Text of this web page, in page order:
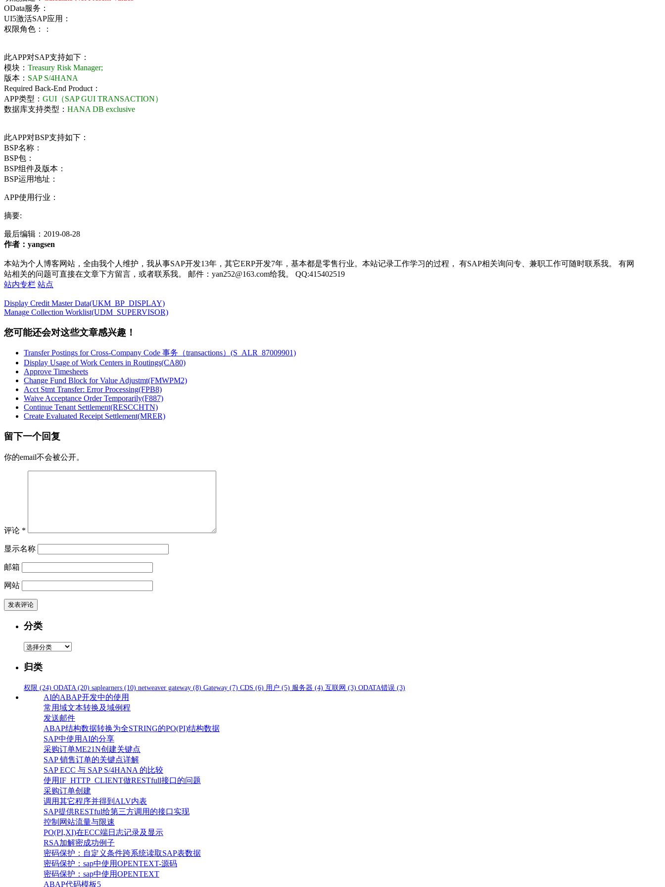
OData服务：
UI5激活SAP应用：
权限角色：：
此APP对SAP支持如下：
模块： Treasury Risk Manager;
版本： SAP S/4HANA
Required Back-End Product：
APP类型： GUI（SAP GUI TRANSACTION）
数据库支持类型： HANA DB exclusive
此APP对BSP支持如下：
BSP名称：
BSP包：
BSP组件及版本：
BSP运用地址：
APP使用行业：
摘要:
最后编辑： 2019-08-28
作者：yangsen
本站为个人博客网站，全由我个人维护，我从事SAP开发13年，其它ERP开发7年，基本都是零售行业。本站记录工作学习的过程， 有SAP相关询问专、兼职工作可随时联系我。 有网
站相关的问题可直接在文章下方留言，或者联系我。 邮件：yan252@163.com给我。 QQ:415402519
站内专栏 站点
Display Credit Master Data(UKM_BP_DISPLAY)
Manage Collection Worklist(UDM_SUPERVISOR)
您可能还会对这些文章感兴趣！
Transfer Postings for Cross-Company Code 事务（transactions）(S_ALR_87009901)
Display Usage of Work Centers in Routings(CA80)
Approve Timesheets
Change Fund Block for Value Adjustmt(FMWPM2)
Acct Stmt Transfer: Error Processing(FPB8)
Waive Acceptance Order Temporarily(F887)
Continue Tenant Settlement(RESCCHTN)
Create Evaluated Receipt Settlement(MRER)
留下一个回复
你的email不会被公开。
评论 *
显示名称
邮箱
网站
分类
分
归类
权限 (24) ODATA (20) saplearners (10) netweaver gateway (8) Gateway (7) CDS (6) 用户 (5) 服务器 (4) 互联网 (3) ODATA错误 (3)
AI的ABAP开发中的使用
常用域文本转换及域例程
发送邮件
ABAP结构数据转换为全STRING的PO(PI)结构数据
SAP中使用AI的分享
采购订单ME21N创建关键点
SAP 销售订单的关键点详解
SAP ECC 与 SAP S/4HANA 的比较
使用IF_HTTP_CLIENT做RESTfull接口的问题
采购订单创建
调用其它程序并得到ALV内表
SAP提供RESTful给第三方调用的接口实现
控制网站流量与限速
PO(PI,XI)在ECC端日志记录及显示
RSA加解密成功例子
密码保护：自定义条件跨系统读取SAP表数据
密码保护：sap中使用OPENTEXT-源码
密码保护：sap中使用OPENTEXT
ABAP代码模板5